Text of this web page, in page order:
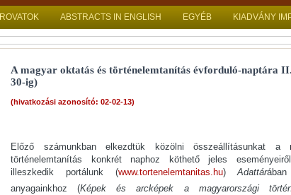
ROVATOK ABSTRACTS IN ENGLISH EGYÉB KIADVÁNY
A magyar oktatás és történelemtanítás évforduló-naptára
30-ig)
(hivatkozási azonosító: 02-02-13)
Előző számunkban elkezdtük közölni összeállításunkat a
történelemtanítás konkrét naphoz köthető jeles
illeszkedik portálunk (www.tortenelemtanitas.hu)Adattár
anyagainkhoz (Képek és arcképek a magyarországi